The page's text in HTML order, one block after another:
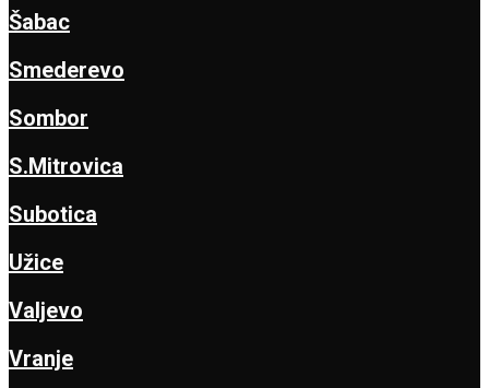
Šabac
Smederevo
Sombor
S.Mitrovica
Subotica
Užice
Valjevo
Vranje